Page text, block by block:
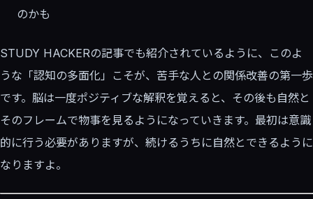
のかも
STUDY HACKERの記事でも紹介されているように、このよ
うな「認知の多面化」こそが、苦手な人との関係改善の第一歩
です。脳は一度ポジティブな解釈を覚えると、その後も自然と
そのフレームで物事を見るようになっていきます。最初は意識
的に行う必要がありますが、続けるうちに自然とできるように
なりますよ。